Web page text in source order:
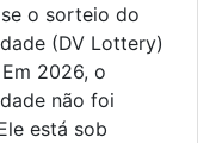
o sorteio do
(DV Lottery)
2026, o
não foi
está sob